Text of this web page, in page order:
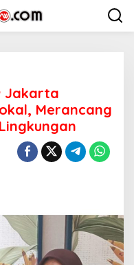
Jakarta
Merancang